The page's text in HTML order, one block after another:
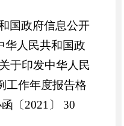
国政府信息公开
华人民共和国政
于印发中华人民
工作年度报告格
〔2021〕 30